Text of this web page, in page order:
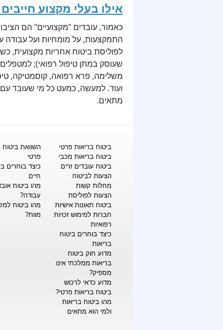
אילו בעלי מקצוע
כאמור, עובדים "מקצועיים" הם
התמקצעות, על מומחיות ועל עבודה
לפוליסת ביטוח אחריות מקצועית,
שעוסק במתן טיפול רפואי);
משלימה, פרא רפואה, קוסמטיקה,
ועוד. למעשה, כמעט כל מי שעובד עם
מתאים.
ביטוח בריאות פרטי
ביטוח בריאות מכבי
ביטוח עובדים זרים
הצעות לביטוח
מחלות קשות
הצעות לפוליסת
ביטוח תאונות אישיות
חברות למימוש זכויות
רפואיות
כיצד בוחרים ביטוח
בריאות
מדוע חוק ביטוח
בריאות ממלכתי אינו
מספיק?
מדוע כדאי לרכוש
ביטוח בריאות פרטי?
מהו ביטוח בריאות
ולמי הוא מתאים
השוואת ביטוח
פרטי
כיצד בוחרים
חיים
מהו ביטוח
עבודה?
מהו ביטוח
מוות?